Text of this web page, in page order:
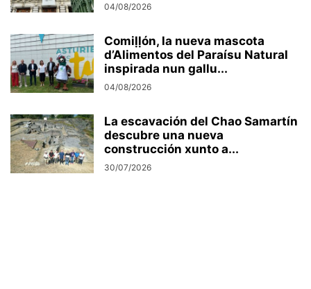
04/08/2026
Comiḷḷón, la nueva mascota
d’Alimentos del Paraísu Natural
inspirada nun gallu...
04/08/2026
La escavación del Chao Samartín
descubre una nueva
construcción xunto a...
30/07/2026